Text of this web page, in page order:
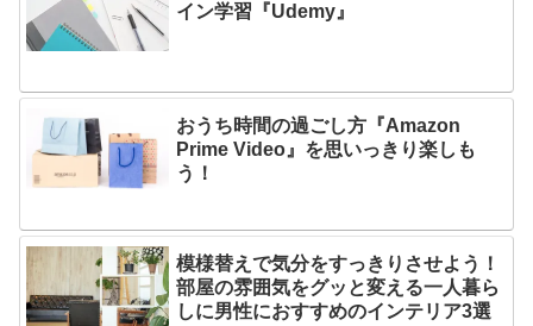
イン学習『Udemy』
おうち時間の過ごし方『Amazon
Prime Video』を思いっきり楽しも
う！
模様替えで気分をすっきりさせよう！
部屋の雰囲気をグッと変える一人暮ら
しに男性におすすめのインテリア3選